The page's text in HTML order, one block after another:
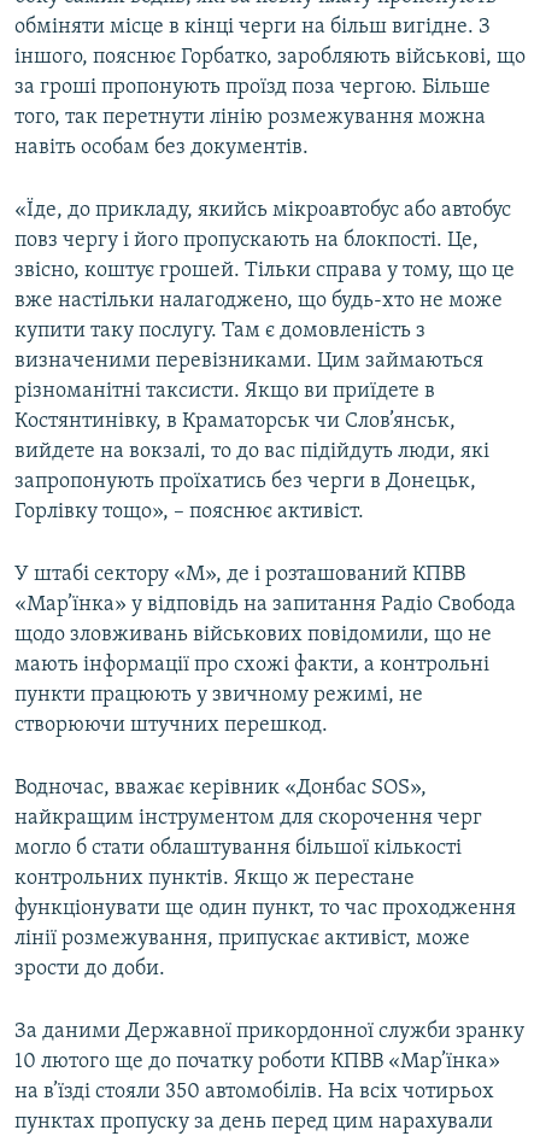
обміняти місце в кінці черги на більш вигідне. З
іншого, пояснює Горбатко, заробляють військові, що
за гроші пропонують проїзд поза чергою. Більше
того, так перетнути лінію розмежування можна
навіть особам без документів.
«Їде, до прикладу, якийсь мікроавтобус або автобус
повз чергу і його пропускають на блокпості. Це,
звісно, коштує грошей. Тільки справа у тому, що це
вже настільки налагоджено, що будь-хто не може
купити таку послугу. Там є домовленість з
визначеними перевізниками. Цим займаються
різноманітні таксисти. Якщо ви приїдете в
Костянтинівку, в Краматорськ чи Слов’янськ,
вийдете на вокзалі, то до вас підійдуть люди, які
запропонують проїхатись без черги в Донецьк,
Горлівку тощо», – пояснює активіст.
У штабі сектору «М», де і розташований КПВВ
«Мар’їнка» у відповідь на запитання Радіо Свобода
щодо зловживань військових повідомили, що не
мають інформації про схожі факти, а контрольні
пункти працюють у звичному режимі, не
створюючи штучних перешкод.
Водночас, вважає керівник «Донбас SOS»,
найкращим інструментом для скорочення черг
могло б стати облаштування більшої кількості
контрольних пунктів. Якщо ж перестане
функціонувати ще один пункт, то час проходження
лінії розмежування, припускає активіст, може
зрости до доби.
За даними Державної прикордонної служби зранку
10 лютого ще до початку роботи КПВВ «Мар’їнка»
на в’їзді стояли 350 автомобілів. На всіх чотирьох
пунктах пропуску за день перед цим нарахували